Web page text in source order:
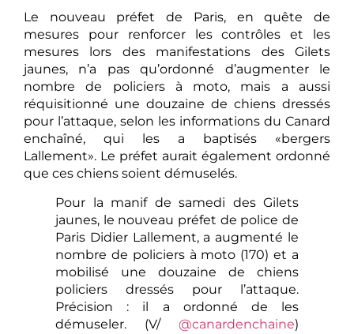
Le nouveau préfet de Paris, en quête de
mesures pour renforcer les contrôles et les
mesures lors des manifestations des Gilets
jaunes, n’a pas qu’ordonné d’augmenter le
nombre de policiers à moto, mais a aussi
réquisitionné une douzaine de chiens dressés
pour l’attaque, selon les informations du Canard
enchaîné, qui les a baptisés «bergers
Lallement». Le préfet aurait également ordonné
que ces chiens soient démuselés.
Pour la manif de samedi des Gilets
jaunes, le nouveau préfet de police de
Paris Didier Lallement, a augmenté le
nombre de policiers à moto (170) et a
mobilisé une douzaine de chiens
policiers dressés pour l’attaque.
Précision : il a ordonné de les
démuseler. (V/ @canardenchaine)